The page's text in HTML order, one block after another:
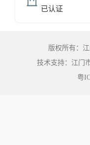
已认证
版权所有：
技术支持：江门
粤